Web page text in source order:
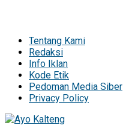
Tentang Kami
Redaksi
Info Iklan
Kode Etik
Pedoman Media Siber
Privacy Policy